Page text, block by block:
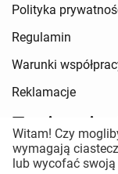
Polityka
Regulamin
Warunki
Reklamacje
Zapisz się
Witam! Czy
wymagają
lub wycofać swoją